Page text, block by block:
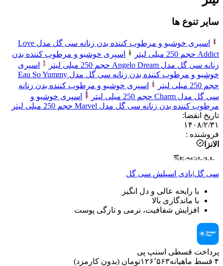
سایر تنوع ها
اسپری خوشبو و مرطوب‌ کننده بدن زنانه سی گل مدل Love
Addict حجم 250 میلی لیتر
اسپری خوشبو و مرطوب‌ کننده بدن
زنانه سی گل مدل Angelo Dream حجم 250 میلی لیتر
اسپری
خوشبو و مرطوب‌ کننده بدن زنانه سی گل مدل Eau So Yummy
حجم 250 میلی لیتر
اسپری خوشبو و مرطوب‌ کننده بدن زنانه
سی گل مدل Charm حجم 250 میلی لیتر
اسپری خوشبو و
مرطوب‌ کننده بدن زنانه سی گل مدل Marvel حجم 250 میلی لیتر
تاریخ انقضا:
۱۴۰۸/۲/۳۱
فروشنده :
الانزا
سی گل|بادی اسپلش سی گل
با رایحه عالی و دل انگیز
با ماندگاری بالا
افزایش شفافیت، نرمی و تازگی پوست
پرداخت قسطی اسنپ پی
۴ قسط ماهیانه
۱۲۶٬۵۶۳تومان (بدون کارمزد)